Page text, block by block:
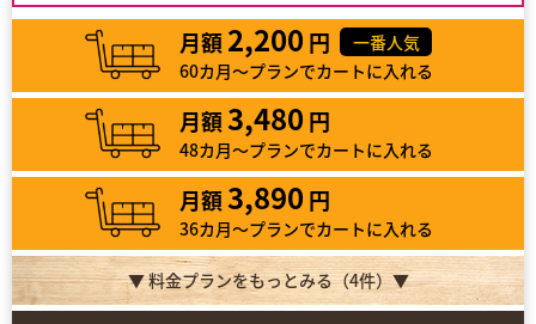
月額 2,200 円
一番人気
60カ月～プランでカートに入れる
月額3,480 円
48カ月～プランでカートに入れる
月額3,890 円
36カ月～プランでカートに入れる
▼ 料金プランをもっとみる（4件）▼